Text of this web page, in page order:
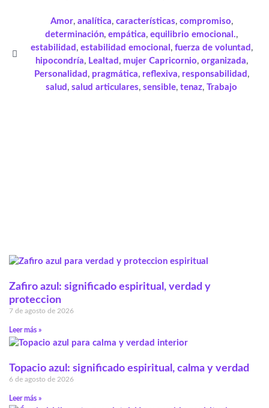
Amor, analítica, características, compromiso,
determinación,empática,equilibrio emocional.,
estabilidad , estabilidad emocional , fuerza de voluntad ,
hipocondría, Lealtad , mujer Capricornio, organizada,
Personalidad , pragmática, reflexiva, responsabilidad ,
salud ,salud articulares,sensible,tenaz,Trabajo
Zafiro azul: significado espiritual, verdad y
proteccion
7 de agosto de 2026
Leer más »
Topacio azul: significado espiritual, calma y verdad
6 de agosto de 2026
Leer más »